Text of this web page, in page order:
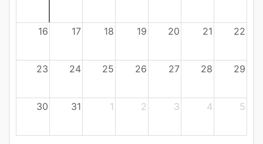
16 17 18 19 20 21 22
23 24 25 26 27 28 29
30 31 1 2 3 4 5